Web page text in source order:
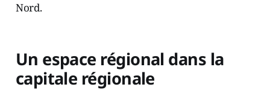
Nord.
Un espace régional dans la
capitale régionale